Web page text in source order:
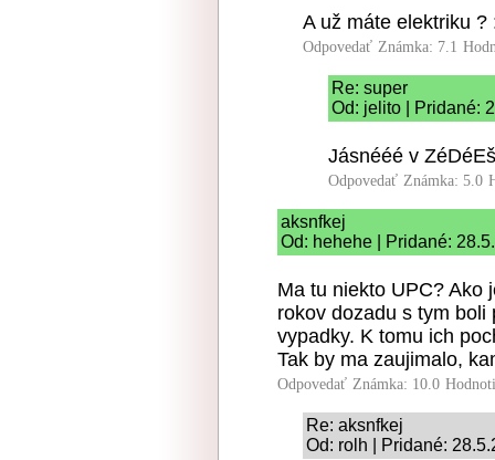
A už máte elektriku ?
Odpovedať Známka: 7.1
Re: super
Od: jelito | Pridané:
Jásnééé v
Odpovedať Známka: 5.0
aksnfkej
Od: hehehe | Pridané:
Ma tu niekto UPC? Ako
rokov dozadu s tym boli
vypadky. K tomu ich
Tak by ma zaujimalo,
Odpovedať Známka: 10.0
Re: aksnfkej
Od: rolh | Pridané: